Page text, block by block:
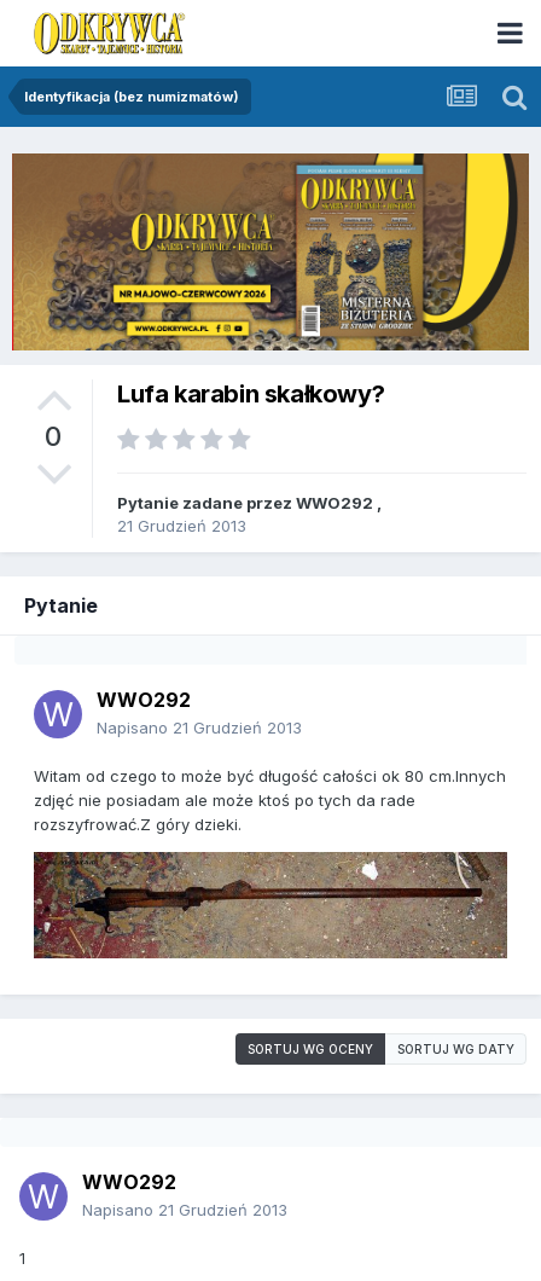
Identyfikacja (bez numizmatów)
0
Lufa karabin skałkowy?
Pytanie zadane przez WWO292
21 Grudzień 2013
Pytanie
WWO292
Napisano 21 Grudzień 2013
Witam od czego to może być długość całości ok 80 cm.Innych
zdjęć nie posiadam ale może ktoś po tych da rade
rozszyfrować.Z góry dzieki.
SORTUJ WG OCENY SORTUJ WG DATY
WWO292
Napisano 21 Grudzień 2013
1